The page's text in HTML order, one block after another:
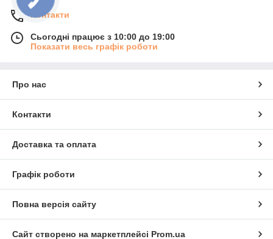
Контакти
Сьогодні працює з 10:00 до 19:00
Показати весь графік роботи
Про нас
Контакти
Доставка та оплата
Графік роботи
Повна версія сайту
Сайт створено на маркетплейсі Prom.ua